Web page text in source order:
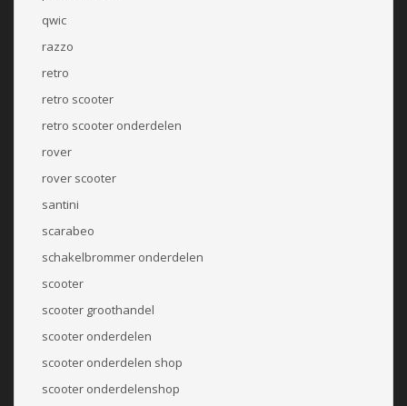
qwic
razzo
retro
retro scooter
retro scooter onderdelen
rover
rover scooter
santini
scarabeo
schakelbrommer onderdelen
scooter
scooter groothandel
scooter onderdelen
scooter onderdelen shop
scooter onderdelenshop